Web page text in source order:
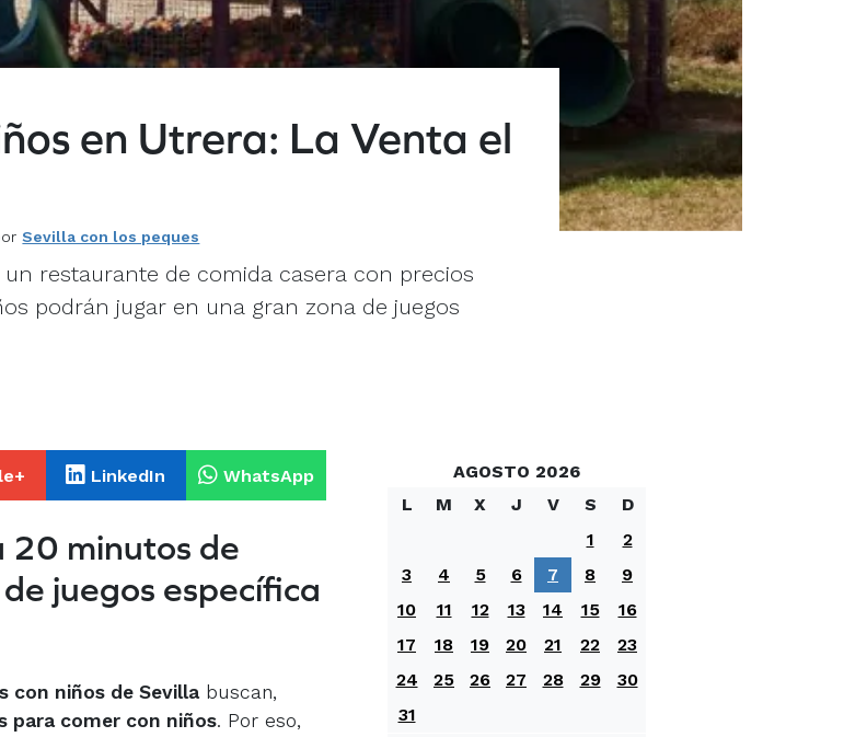
en Utrera: La Venta el
Sevilla con los peques
un restaurante de comida casera con precios
podrán jugar en una gran zona de juegos
LinkedIn WhatsApp
20 minutos de
juegos específica
con niños de Sevillabuscan,
para comer con niños. Por eso,
AGOSTO 2026
L
M X J V S
D
1
2
3
4 5 6 7 8
9
10
11 12 13 14 15
16
17
18 19 20 21 22
23
24
25 26 27 28 29
30
31